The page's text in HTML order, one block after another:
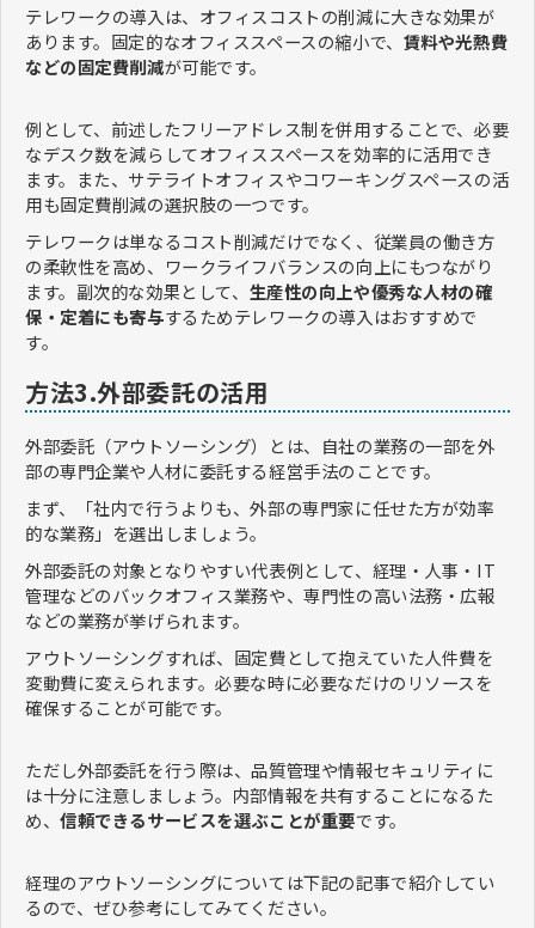
テレワークの導入は、オフィスコストの削減に大きな効果が
あります。固定的なオフィススペースの縮小で、 賃料や光熱費
などの固定費削減が可能です。
例として、前述したフリーアドレス制を併用することで、必要
なデスク数を減らしてオフィススペースを効率的に活用でき
ます。また、サテライトオフィスやコワーキングスペースの活
用も固定費削減の選択肢の一つです。
テレワークは単なるコスト削減だけでなく、従業員の働き方
の柔軟性を高め、ワークライフバランスの向上にもつながり
ます。副次的な効果として、 生産性の向上や優秀な人材の確
保・定着にも寄与するためテレワークの導入はおすすめで
す。
方法3.外部委託の活用
外部委託（アウトソーシング）とは、自社の業務の一部を外
部の専門企業や人材に委託する経営手法のことです。
まず、「社内で行うよりも、外部の専門家に任せた方が効率
的な業務」を選出しましょう。
外部委託の対象となりやすい代表例として、経理・人事・IT
管理などのバックオフィス業務や、専門性の高い法務・広報
などの業務が挙げられます。
アウトソーシングすれば、固定費として抱えていた人件費を
変動費に変えられます。必要な時に必要なだけのリソースを
確保することが可能です。
ただし外部委託を行う際は、品質管理や情報セキュリティに
は十分に注意しましょう。内部情報を共有することになるた
め、信頼できるサービスを選ぶことが重要です。
経理のアウトソーシングについては下記の記事で紹介してい
るので、ぜひ参考にしてみてください。